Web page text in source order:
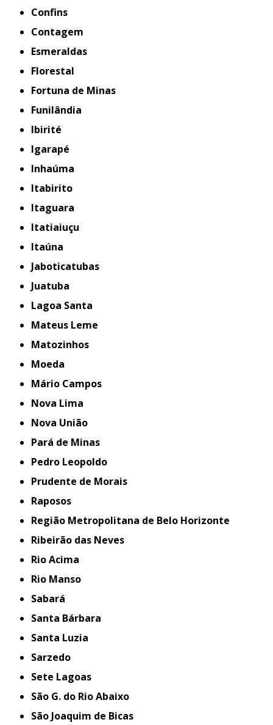
Confins
Contagem
Esmeraldas
Florestal
Fortuna de Minas
Funilândia
Ibirité
Igarapé
Inhaúma
Itabirito
Itaguara
Itatiaiuçu
Itaúna
Jaboticatubas
Juatuba
Lagoa Santa
Mateus Leme
Matozinhos
Moeda
Mário Campos
Nova Lima
Nova União
Pará de Minas
Pedro Leopoldo
Prudente de Morais
Raposos
Região Metropolitana de Belo Horizonte
Ribeirão das Neves
Rio Acima
Rio Manso
Sabará
Santa Bárbara
Santa Luzia
Sarzedo
Sete Lagoas
São G. do Rio Abaixo
São Joaquim de Bicas